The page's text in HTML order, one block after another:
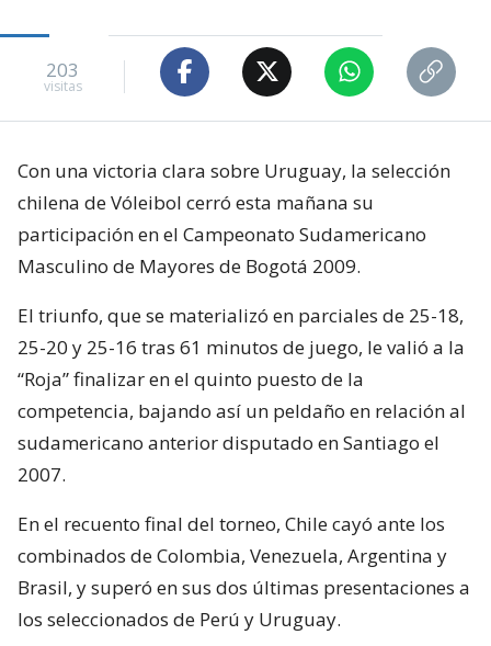
203
visitas
Con una victoria clara sobre Uruguay, la selección
chilena de Vóleibol cerró esta mañana su
participación en el Campeonato Sudamericano
Masculino de Mayores de Bogotá 2009.
El triunfo, que se materializó en parciales de 25-18,
25-20 y 25-16 tras 61 minutos de juego, le valió a la
“Roja” finalizar en el quinto puesto de la
competencia, bajando así un peldaño en relación al
sudamericano anterior disputado en Santiago el
2007.
En el recuento final del torneo, Chile cayó ante los
combinados de Colombia, Venezuela, Argentina y
Brasil, y superó en sus dos últimas presentaciones a
los seleccionados de Perú y Uruguay.